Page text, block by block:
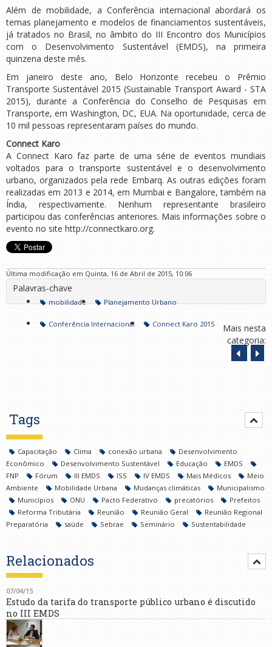
Além de mobilidade, a Conferência internacional abordará os
temas planejamento e modelos de financiamentos sustentáveis,
já tratados no Brasil, no âmbito do III Encontro dos Municípios
com o Desenvolvimento Sustentável (EMDS), na primeira
quinzena deste mês.
Em janeiro deste ano, Belo Horizonte recebeu o Prêmio
Transporte Sustentável 2015 (Sustainable Transport Award - STA
2015), durante a Conferência do Conselho de Pesquisas em
Transporte, em Washington, DC, EUA. Na oportunidade, cerca de
10 mil pessoas representaram países do mundo.
Connect Karo
A Connect Karo faz parte de uma série de eventos mundiais
voltados para o transporte sustentável e o desenvolvimento
urbano, organizados pela rede Embarq. As outras edições foram
realizadas em 2013 e 2014, em Mumbai e Bangalore, também na
Índia, respectivamente. Nenhum representante brasileiro
participou das conferências anteriores. Mais informações sobre o
evento no site http://connectkaro.org.
Última modificação em Quinta, 16 de Abril de 2015, 10:06
Palavras-chave
mobilidade Planejamento Urbano
Conferência Internacional Connect Karo 2015
Mais nesta
categoria:
Tags
Capacitação Clima conexão urbana
Desenvolvimento
Econômico
Desenvolvimento Sustentável Educação
EMDS
FNP
Fórum III EMDS ISS IV EMDS Mais Médicos
Meio
Ambiente
Mobilidade Urbana Mudanças climáticas
Municipalismo
Municípios
ONU Pacto Federativo precatórios
Prefeitos
Reforma Tributária
Reunião Reunião Geral
Reunião Regional
Preparatória
saúde Sebrae Seminário Sustentabilidade
Relacionados
07/04/15
Estudo da tarifa do transporte público urbano é discutido
no III EMDS